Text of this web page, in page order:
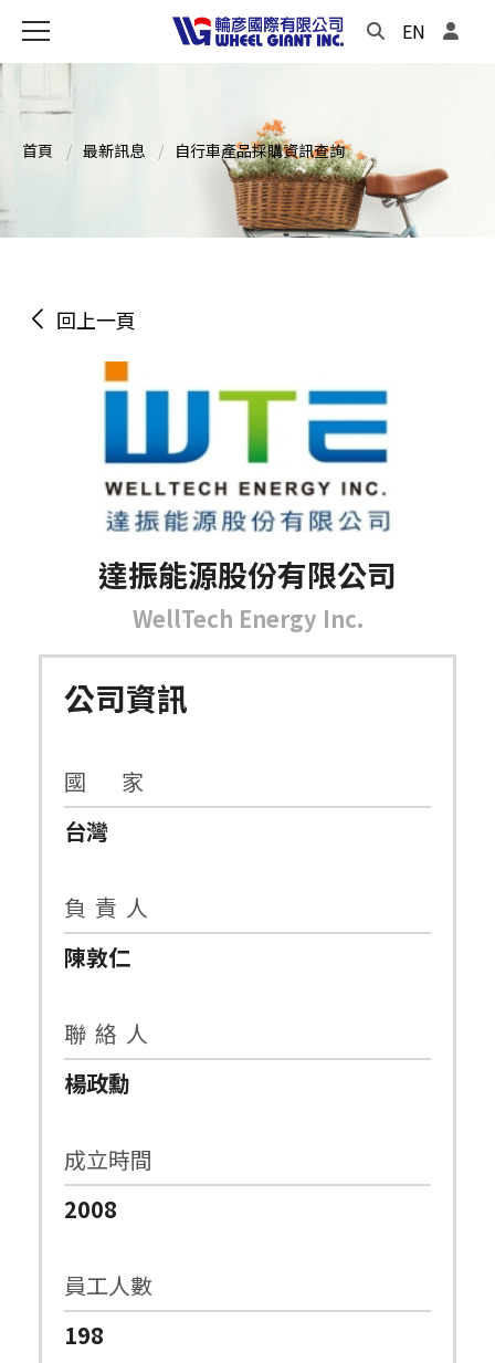
EN
首頁 最新訊息 自行車產品採購資訊查詢
回上一頁
達振能源股份有限公司
WellTech Energy Inc.
公司資訊
國 家
台灣
負 責 人
陳敦仁
聯 絡 人
楊政勳
成立時間
2008
員工人數
198